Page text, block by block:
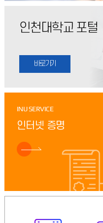
인천대학교 포털
INU SERVICE
인터넷 증명